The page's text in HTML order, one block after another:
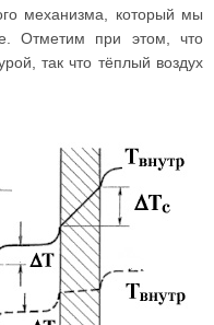
механизма, который мы
Отметим при этом, что
так что тёплый воздух